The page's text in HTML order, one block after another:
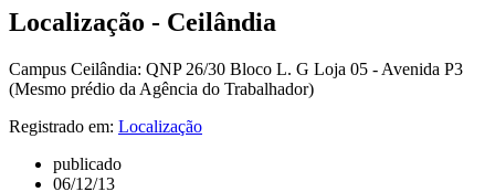
Localização - Ceilândia
Campus Ceilândia: QNP 26/30 Bloco L. G Loja 05 - Avenida P3
(Mesmo prédio da Agência do Trabalhador)
Registrado em: Localização
publicado
06/12/13